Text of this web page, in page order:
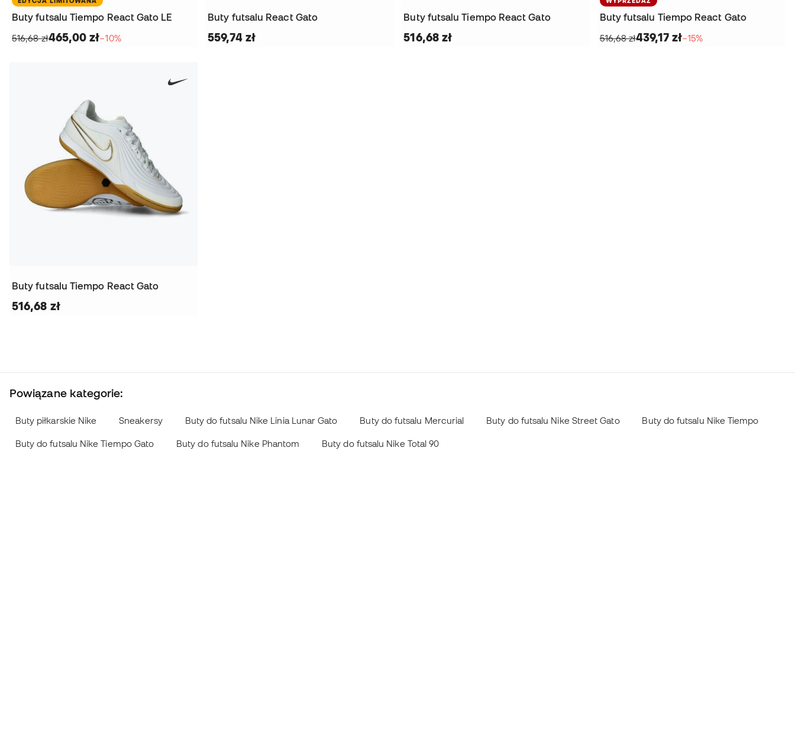
Buty futsalu Tiempo React Gato LE
516,68 zł465,00 zł−10%
Buty futsalu React Gato
559,74 zł
Buty futsalu Tiempo React Gato
516,68 zł
Buty futsalu Tiempo React Gato
516,68 zł439,17 zł−15%
Buty futsalu Tiempo React Gato
516,68 zł
Powiązane kategorie:
Buty piłkarskie Nike Sneakersy Buty do futsalu Nike Linia Lunar Gato Buty do futsalu Mercurial Buty do futsalu Nike Street Gato Buty do futsalu Nike Tiempo
Buty do futsalu Nike Tiempo Gato Buty do futsalu Nike Phantom Buty do futsalu Nike Total 90